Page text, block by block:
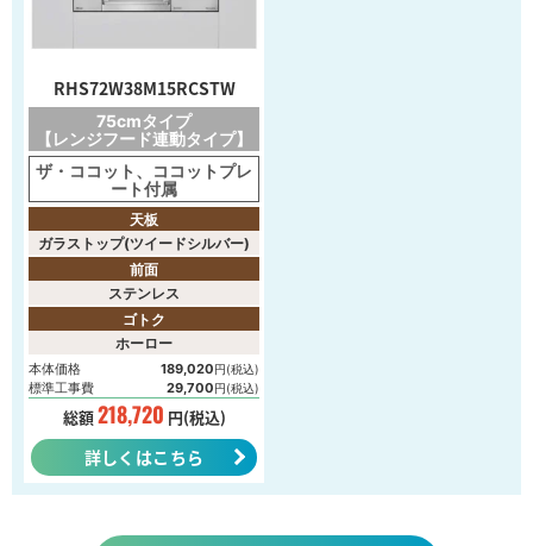
RHS72W38M15RCSTW
75cmタイプ
【レンジフード連動タイプ】
ザ・ココット、ココットプレ
ート付属
天板
ガラストップ(ツイードシルバー)
前面
ステンレス
ゴトク
ホーロー
本体価格 189,020円(税込)
標準工事費 29,700円(税込)
総額218,720 円(税込)
詳しくはこちら